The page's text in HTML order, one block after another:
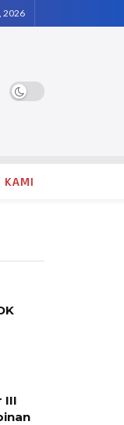
2026
KAMI
III